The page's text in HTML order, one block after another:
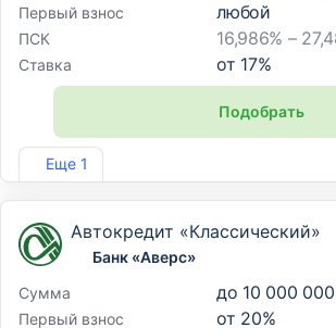
Еще 1
Первый взнос любой
ПСК 16,986% –
Ставка от 17%
Подобрать
Лиц. №3255
Автокредит «Классический»
Банк «Аверс»
Сумма
до 10 000
Первый взнос от 20%